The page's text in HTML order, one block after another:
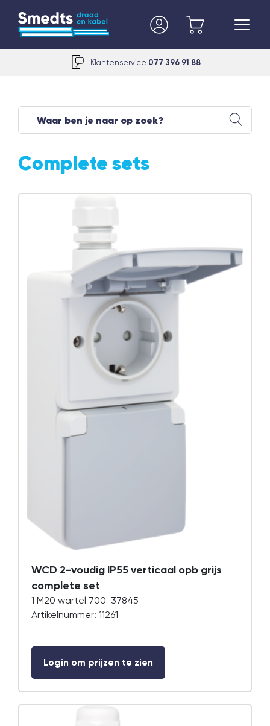
Klantenservice 077 396 91 88
Complete sets
WCD 2-voudig IP55 verticaal opb grijs
complete set
1 M20 wartel 700-37845
Artikelnummer: 11261
Login om prijzen te zien